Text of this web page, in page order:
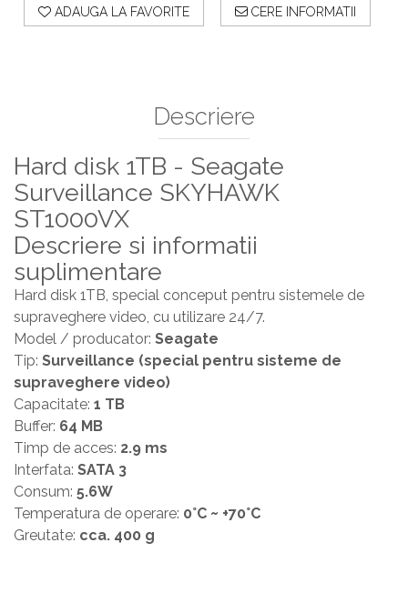
ADAUGA LA FAVORITE CERE INFORMATII
Descriere
Hard disk 1TB - Seagate
Surveillance SKYHAWK
ST1000VX
Descriere si informatii
suplimentare
Hard disk 1TB, special conceput pentru sistemele de
supraveghere video, cu utilizare 24/7.
Model / producator: Seagate
Tip: Surveillance (special pentru sisteme de
supraveghere video)
Capacitate: 1 TB
Buffer: 64 MB
Timp de acces: 2.9 ms
Interfata: SATA 3
Consum: 5.6W
Temperatura de operare: 0°C ~ +70°C
Greutate: cca. 400 g